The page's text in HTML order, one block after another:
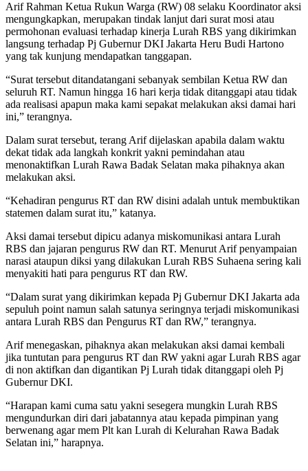
Arif Rahman Ketua Rukun Warga (RW) 08 selaku Koordinator aksi
mengungkapkan, merupakan tindak lanjut dari surat mosi atau
permohonan evaluasi terhadap kinerja Lurah RBS yang dikirimkan
langsung terhadap Pj Gubernur DKI Jakarta Heru Budi Hartono
yang tak kunjung mendapatkan tanggapan.
“Surat tersebut ditandatangani sebanyak sembilan Ketua RW dan
seluruh RT. Namun hingga 16 hari kerja tidak ditanggapi atau tidak
ada realisasi apapun maka kami sepakat melakukan aksi damai hari
ini,” terangnya.
Dalam surat tersebut, terang Arif dijelaskan apabila dalam waktu
dekat tidak ada langkah konkrit yakni pemindahan atau
menonaktifkan Lurah Rawa Badak Selatan maka pihaknya akan
melakukan aksi.
“Kehadiran pengurus RT dan RW disini adalah untuk membuktikan
statemen dalam surat itu,” katanya.
Aksi damai tersebut dipicu adanya miskomunikasi antara Lurah
RBS dan jajaran pengurus RW dan RT. Menurut Arif penyampaian
narasi ataupun diksi yang dilakukan Lurah RBS Suhaena sering kali
menyakiti hati para pengurus RT dan RW.
“Dalam surat yang dikirimkan kepada Pj Gubernur DKI Jakarta ada
sepuluh point namun salah satunya seringnya terjadi miskomunikasi
antara Lurah RBS dan Pengurus RT dan RW,” terangnya.
Arif menegaskan, pihaknya akan melakukan aksi damai kembali
jika tuntutan para pengurus RT dan RW yakni agar Lurah RBS agar
di non aktifkan dan digantikan Pj Lurah tidak ditanggapi oleh Pj
Gubernur DKI.
“Harapan kami cuma satu yakni sesegera mungkin Lurah RBS
mengundurkan diri dari jabatannya atau kepada pimpinan yang
berwenang agar mem Plt kan Lurah di Kelurahan Rawa Badak
Selatan ini,” harapnya.